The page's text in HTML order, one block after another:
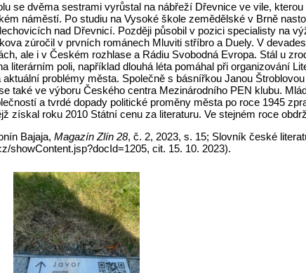
se dvěma sestrami vyrůstal na nábřeží Dřevnice ve vile,
náměstí. Po studiu na Vysoké škole zemědělské v Brně
nad Dřevnicí. Později působil v pozici specialisty na
zúročil v prvních románech Mluviti stříbro a Duely. V
ale i v Českém rozhlase a Rádiu Svobodná Evropa. Stál u
literárním poli, například dlouhá léta pomáhal při organizování
problémy města. Společně s básnířkou Janou
také ve výboru Českého centra Mezinárodního PEN klubu.
a tvrdé dopady politické proměny města po roce 1945
získal roku 2010 Státní cenu za literaturu. Ve stejném roce
Bajaja,Magazín Zlín 28, č. 2, 2023, s. 15; Slovník české
showContent.jsp?docId=1205, cit. 15. 10. 2023).